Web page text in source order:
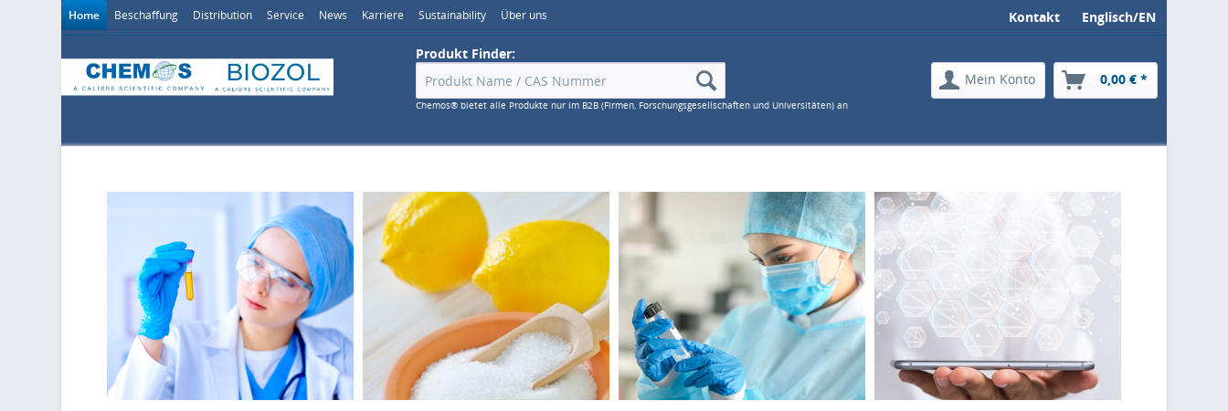
Home Beschaffung Distribution Service News Karriere Sustainability Über uns Englisch/EN
Kontakt
Produkt Finder:
Mein Konto
0,00 € *
Chemos® bietet alle Produkte nur im B2B (Firmen, Forschungsgesellschaften und Universitäten) an